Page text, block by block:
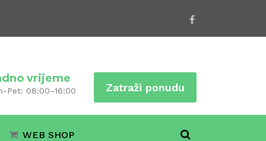
Zatraži ponudu
vrijeme
Pet: 08:00–16:00
WEB SHOP